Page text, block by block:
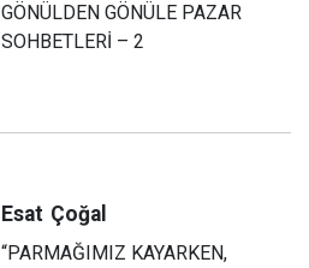
GÖNÜLDEN GÖNÜLE PAZAR
SOHBETLERİ – 2
Esat Çoğal
“PARMAĞIMIZ KAYARKEN,